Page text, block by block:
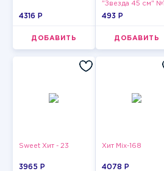
4316 P
ДОБАВИТЬ
"Звезда 45 см" №1
493 P
ДОБАВИТЬ
Sweet Хит - 23
3965 P
Хит Mix-168
4078 P